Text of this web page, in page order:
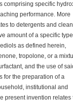
comprising specific
performance. More
to detergents and
amount of a specific
as defined herein,
tropolone, or a
and the use of
for the preparation of a
institutional and
present invention relates